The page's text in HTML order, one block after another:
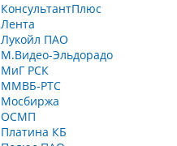
КонсультантПлюс
Лента
Лукойл ПАО
М.Видео-Эльдорадо
МиГ РСК
ММВБ-РТС
Мосбиржа
ОСМП
Платина КБ